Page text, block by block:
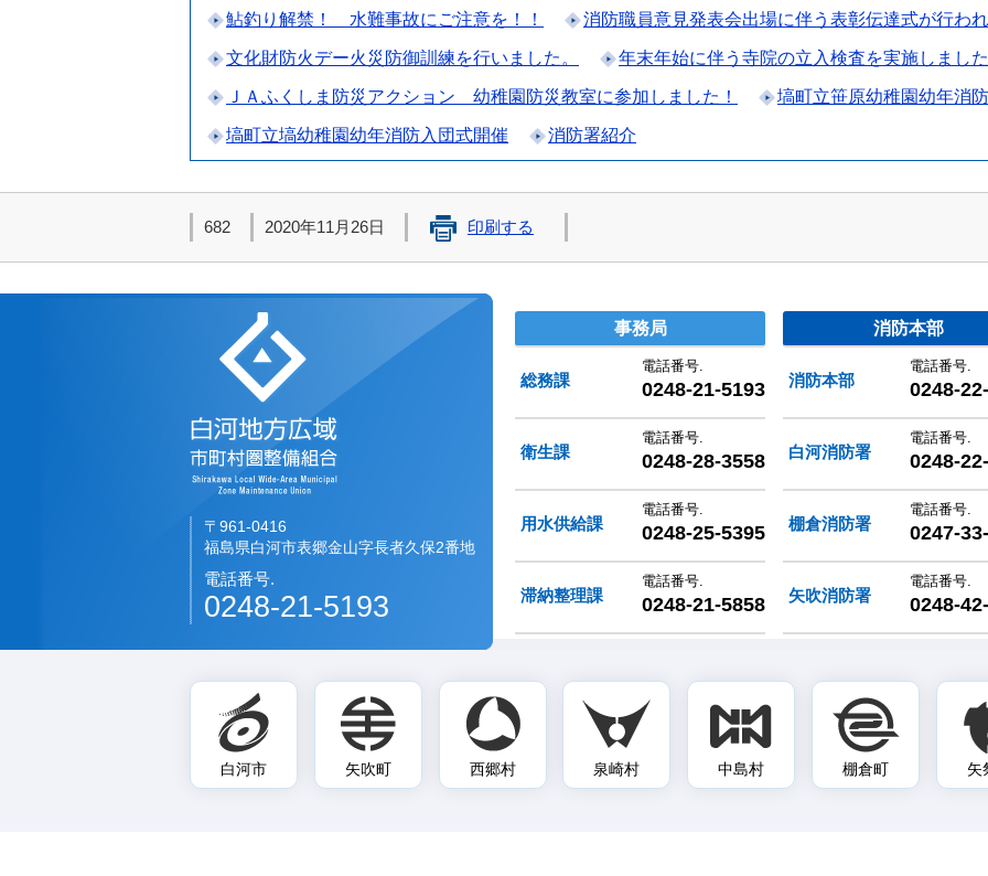
鮎釣り解禁！ 水難事故にご注意を！！ 消防職員意見発表会出場に伴う表彰伝達式が行わ
文化財防火デー火災防御訓練を行いました。 年末年始に伴う寺院の立入検査を実施しまし
ＪＡふくしま防災アクション 幼稚園防災教室に参加しました！ 塙町立笹原幼稚園幼年消
塙町立塙幼稚園幼年消防入団式開催 消防署紹介
682 2020年11月26日 印刷する
白河地方広域市町村圏整備組合
〒961-0416
福島県白河市表郷金山字長者久保2番地
電話番号.
0248-21-5193
事務局
総務課
電話番号.
0248-21-5193
衛生課
電話番号.
0248-28-3558
用水供給課
電話番号.
0248-25-5395
滞納整理課
電話番号.
0248-21-5858
消防本部
消防本部
電話番号.
0248-
白河消防署
電話番号.
0248-
棚倉消防署
電話番号.
0247-
矢吹消防署
電話番号.
0248-
白河市 矢吹町 西郷村 泉崎村 中島村 棚倉町 矢